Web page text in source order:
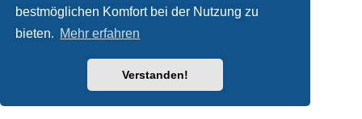
bestmöglichen Komfort bei der Nutzung zu
bieten. Mehr erfahren
Verstanden!
Powered by
phpBB ® Forum Software © phpBB Limited
phpBB.de
Datenschutz